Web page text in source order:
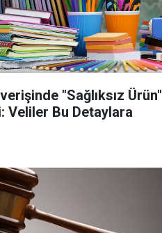
"Sağlıksız Ürün"
Veliler Bu Detaylara